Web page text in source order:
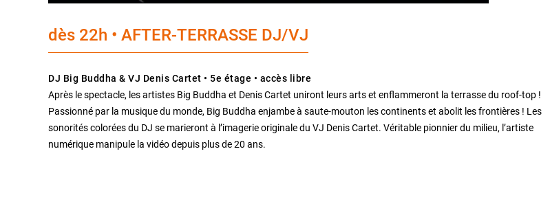
dès 22h • AFTER-TERRASSE DJ/VJ
DJ Big Buddha & VJ Denis Cartet • 5e étage • accès libre
Après le spectacle, les artistes Big Buddha et Denis Cartet uniront leurs arts et enflammeront la terrasse du roof-top !
Passionné par la musique du monde, Big Buddha enjambe à saute-mouton les continents et abolit les frontières ! Les
sonorités colorées du DJ se marieront à l’imagerie originale du VJ Denis Cartet. Véritable pionnier du milieu, l’artiste
numérique manipule la vidéo depuis plus de 20 ans.